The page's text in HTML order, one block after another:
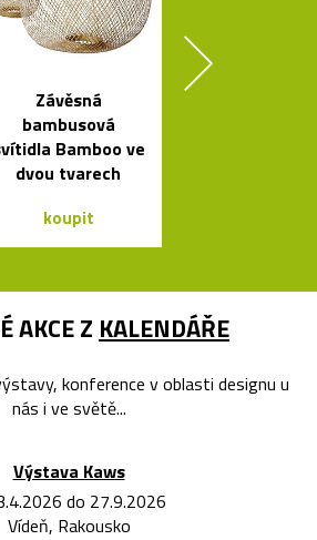
Závěsná
bambusová
Bamboo ve
dvou tvarech
koupit
AKCE Z KALENDÁŘE
konference v oblasti designu u
nás i ve světě...
Výstava Kaws
do 27.9.2026
Vídeň, Rakousko